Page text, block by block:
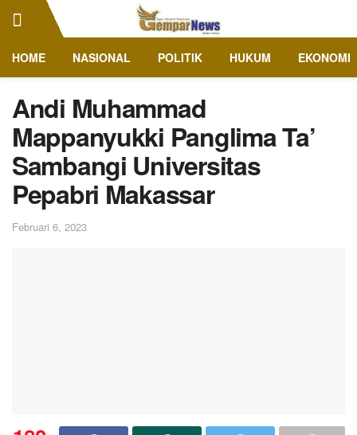
HOME NASIONAL POLITIK HUKUM EKONOMI
Andi Muhammad
Mappanyukki Panglima Ta’
Sambangi Universitas
Pepabri Makassar
Februari 6, 2023